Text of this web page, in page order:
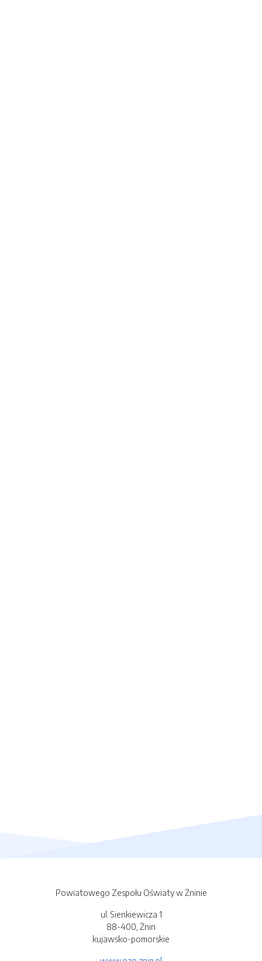
Powiatowego Zespołu Oświaty w Żninie
ul. Sienkiewicza 1
88-400, Żnin
kujawsko-pomorskie